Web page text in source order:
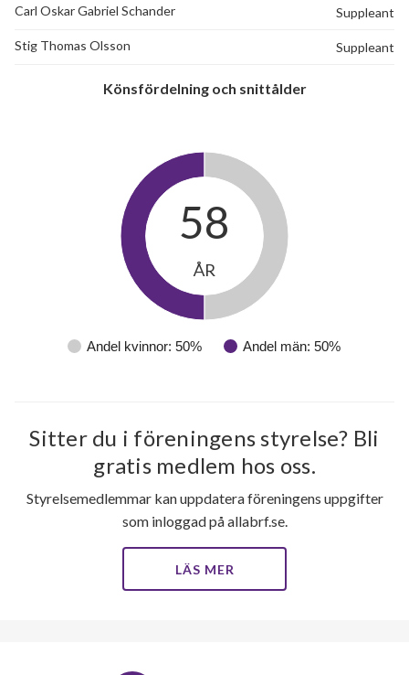
Carl Oskar Gabriel Schander Suppleant
Stig Thomas Olsson Suppleant
Könsfördelning och snittålder
Andel kvinnor: 50% Andel män: 50%
58
ÅR
Sitter du i föreningens styrelse? Bli
gratis medlem hos oss.
Styrelsemedlemmar kan uppdatera föreningens uppgifter
som inloggad på allabrf.se.
LÄS MER